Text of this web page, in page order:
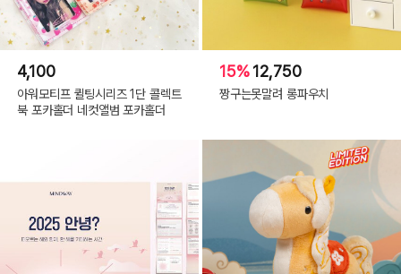
4,100
아워모티프 퀼팅시리즈 1단 콜렉트
북 포카홀더 네컷앨범 포카홀더
15%12,750
짱구는못말려 롱파우치